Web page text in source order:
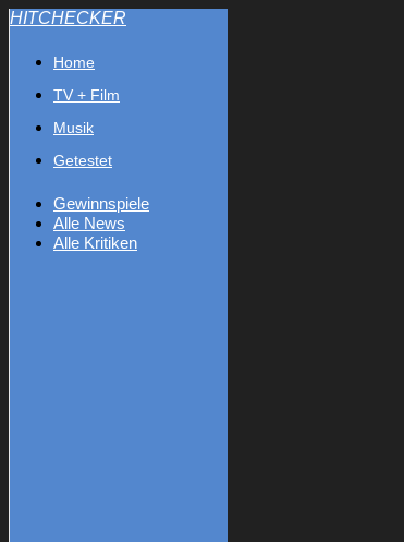
HITCHECKER
Home
TV + Film
Musik
Getestet
Gewinnspiele
Alle News
Alle Kritiken